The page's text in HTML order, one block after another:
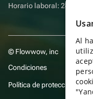
Horario laboral: 24 horas
© Flowwow, inc
Condiciones
Política de protección y
Al